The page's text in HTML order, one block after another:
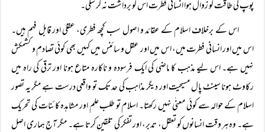
پوپ کی طاقت کو زوال ہوا انسانی فطرت اس کو برداشت نہ کر سکی۔
اس کے برخلاف اسلام کے عقائد و اصول سب کچھ فطری، عقلی اور قابل فہم ہیں۔
اس میں اور انسانی فطرت میں، اس میں اور عقل و سائنس میں کہیں بھی کوئی تصادم و کشمکش
نہیں ہے۔ اس لیے مذہب کا ماضی کی ایک فرسودہ و ناکارہ متاع ہونا اور ترقی کی راہ میں
رکاوٹ ہونا سینٹ پال مسیحیت اور دیگر مذاہب کی حد تک تو واقعی درست ہے مگر یہ تصور
اسلام کے حوالہ سے کوئی معنٰی نہیں رکھتا۔ اسلام تو طلب علم اور مشاہدہ کائنات کی تحریک
ہے۔ وہ ہر وقت انسانوں کو تعقل، تدبر، اور تفکر کی تلقین کرتا ہے۔ مگر آج ہماری اصل